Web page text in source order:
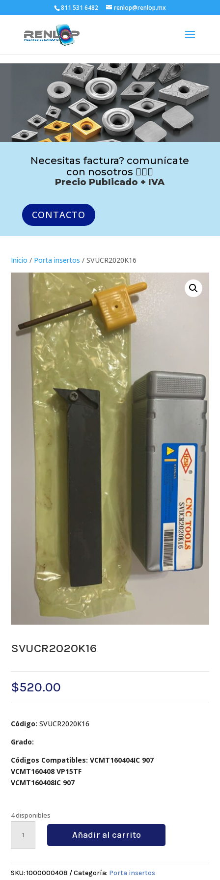
811 531 6482 renlop@renlop.mx
Necesitas factura? comunícate
con nosotros 🙋🏻‍♂️
Precio Publicado + IVA
CONTACTO
Inicio / Porta insertos / SVUCR2020K16
SVUCR2020K16
$520.00
Código: SVUCR2020K16
Grado:
Códigos Compatibles: VCMT160404IC 907
VCMT160408 VP15TF
VCMT160408IC 907
4 disponibles
SVUCR2020K16
cantidad
Añadir al carrito
SKU:1000000408 Categoría: Porta insertos